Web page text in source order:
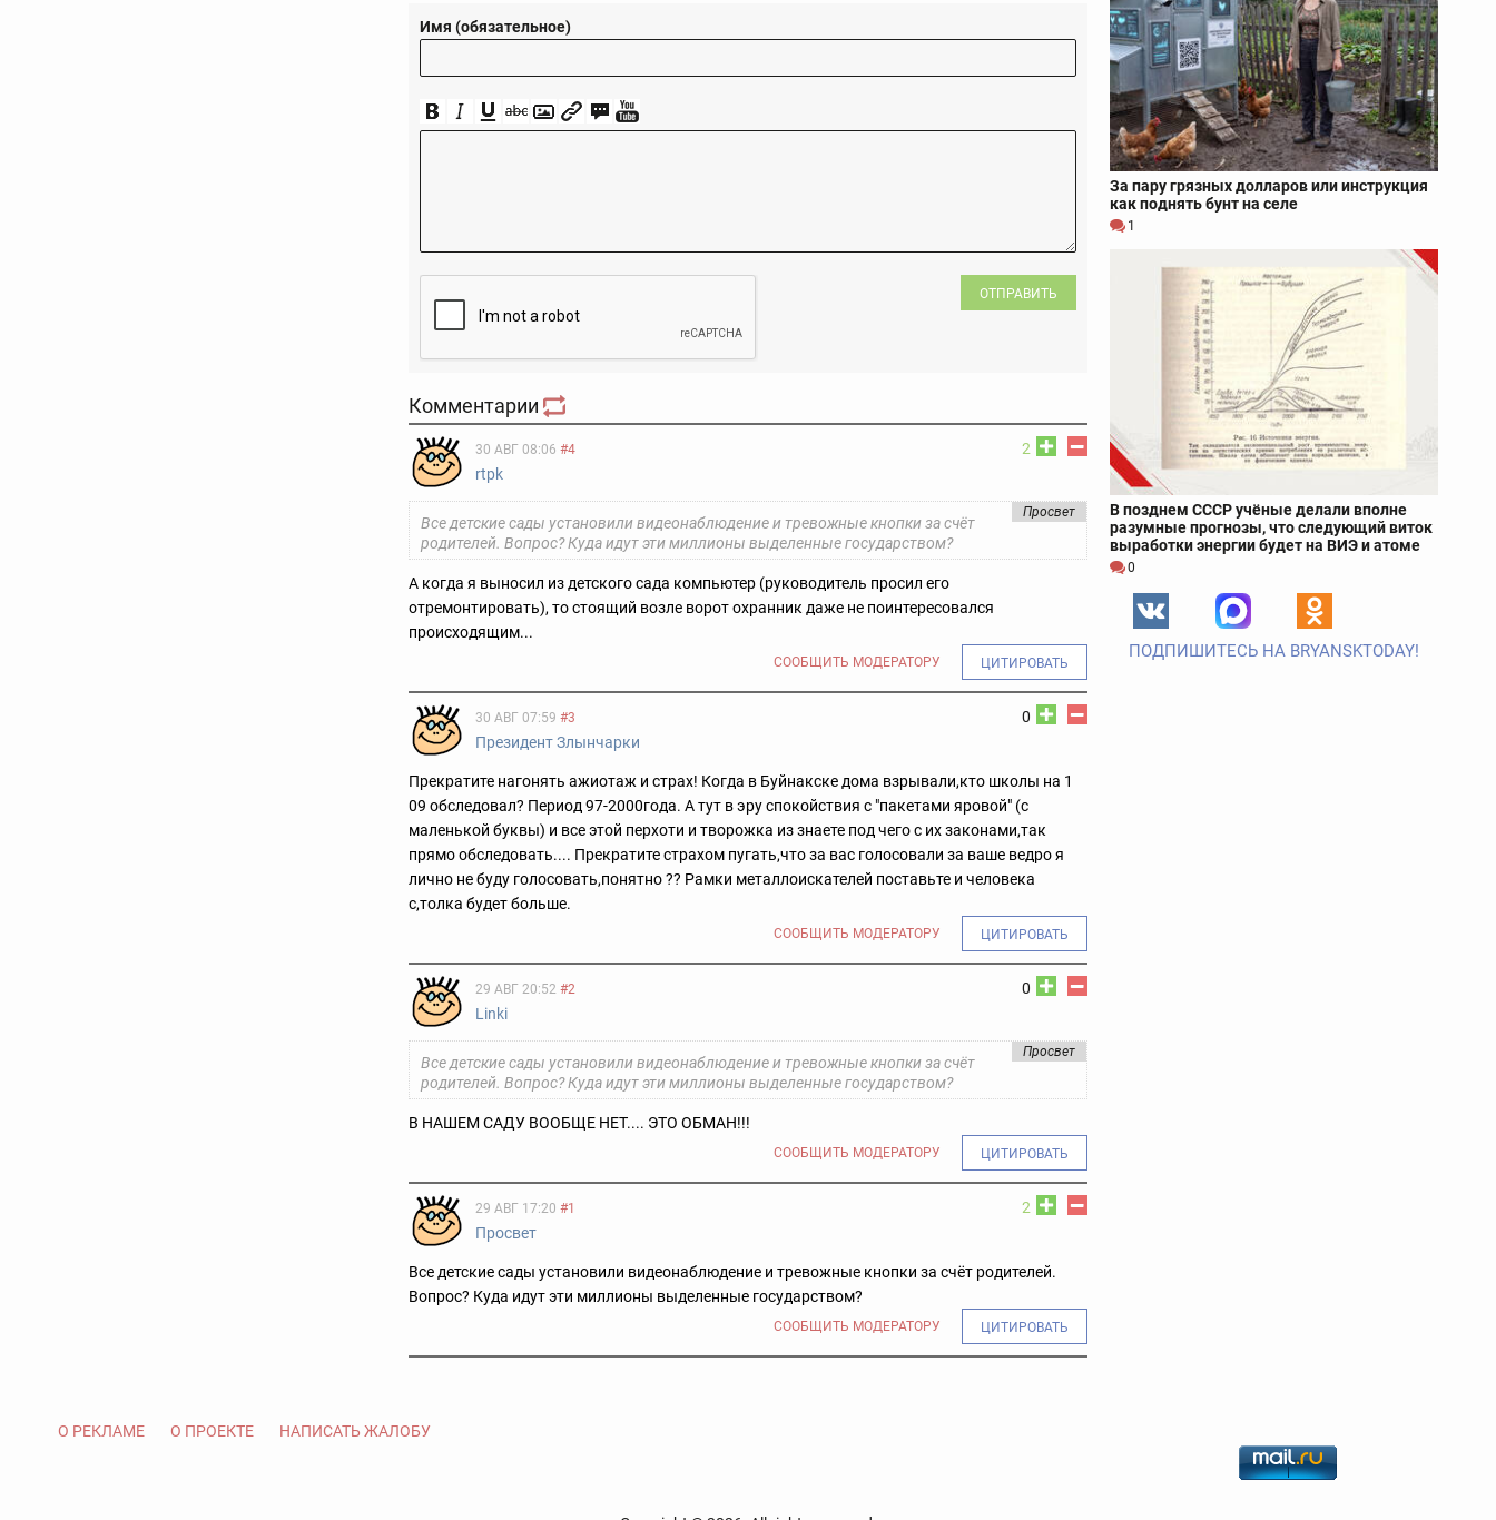
Имя (обязательное)
ОТПРАВИТЬ
Комментарии
2
30 АВГ 08:06 #4
rtpk
Просвет
Все детские сады установили видеонаблюдение и тревожные кнопки за счёт
родителей. Вопрос? Куда идут эти миллионы выделенные государством?
А когда я выносил из детского сада компьютер (руководитель просил его
отремонтировать), то стоящий возле ворот охранник даже не поинтересовался
происходящим...
СООБЩИТЬ МОДЕРАТОРУ ЦИТИРОВАТЬ
0
30 АВГ 07:59 #3
Президент Злынчарки
Прекратите нагонять ажиотаж и страх! Когда в Буйнакске дома взрывали,кто школы на 1
09 обследовал? Период 97-2000года. А тут в эру спокойствия с "пакетами яровой" (с
маленькой буквы) и все этой перхоти и творожка из знаете под чего с их законами,так
прямо обследовать.... Прекратите страхом пугать,что за вас голосовали за ваше ведро я
лично не буду голосовать,понятно ?? Рамки металлоискателей поставьте и человека
с,толка будет больше.
СООБЩИТЬ МОДЕРАТОРУ ЦИТИРОВАТЬ
0
29 АВГ 20:52 #2
Linki
Просвет
Все детские сады установили видеонаблюдение и тревожные кнопки за счёт
родителей. Вопрос? Куда идут эти миллионы выделенные государством?
В НАШЕМ САДУ ВООБЩЕ НЕТ.... ЭТО ОБМАН!!!
СООБЩИТЬ МОДЕРАТОРУ ЦИТИРОВАТЬ
2
29 АВГ 17:20 #1
Просвет
Все детские сады установили видеонаблюдение и тревожные кнопки за счёт родителей.
Вопрос? Куда идут эти миллионы выделенные государством?
СООБЩИТЬ МОДЕРАТОРУ ЦИТИРОВАТЬ
За пару грязных долларов или инструкция
как поднять бунт на селе
1
В позднем СССР учёные делали вполне
разумные прогнозы, что следующий виток
выработки энергии будет на ВИЭ и атоме
0
ПОДПИШИТЕСЬ НА BRYANSKTODAY!
О РЕКЛАМЕ О ПРОЕКТЕ НАПИСАТЬ ЖАЛОБУ